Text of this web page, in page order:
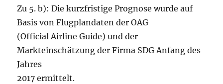
Zu 5. b): Die kurzfristige Prognose wurde auf
Basis von Flugplandaten der OAG
(Official Airline Guide) und der
Markteinschätzung der Firma SDG Anfang des
Jahres
2017 ermittelt.